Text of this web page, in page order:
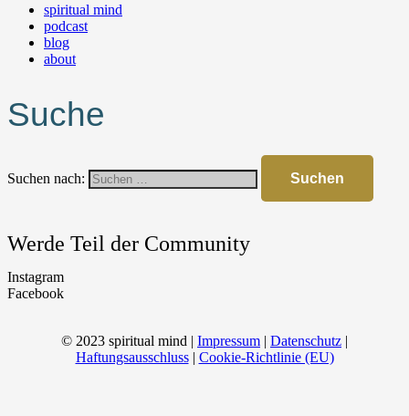
spiritual mind
podcast
blog
about
Suche
Suchen nach:
Werde Teil der Community
Instagram
Facebook
© 2023 spiritual mind | Impressum | Datenschutz |
Haftungsausschluss| Cookie-Richtlinie (EU)